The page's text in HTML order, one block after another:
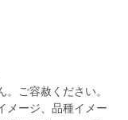
ご容赦ください。
メージ、品種イメー